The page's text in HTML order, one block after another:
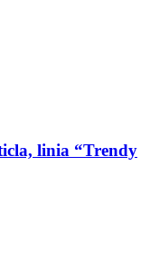
linia “Trendy